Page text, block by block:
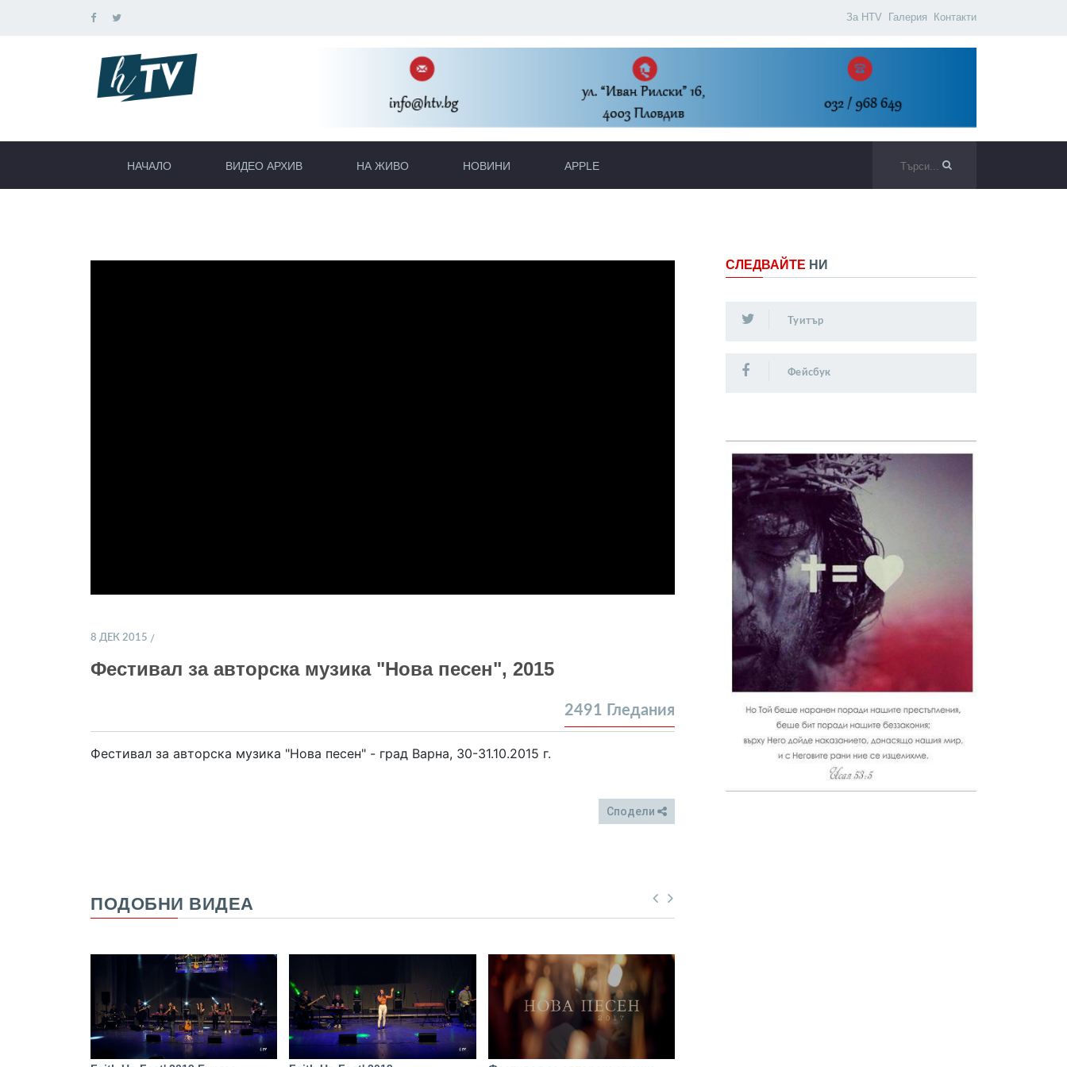
За HTV Галерия Контакти
НАЧАЛО ВИДЕО АРХИВ НА ЖИВО НОВИНИ APPLE
8 ДЕК 2015
Фестивал за авторска музика "Нова песен", 2015
2491 Гледания
Фестивал за авторска музика "Нова песен" - град Варна, 30-31.10.2015 г.
Сподели
ПОДОБНИ ВИДЕА
СЛЕДВАЙТЕ НИ
Туитър
Фейсбук